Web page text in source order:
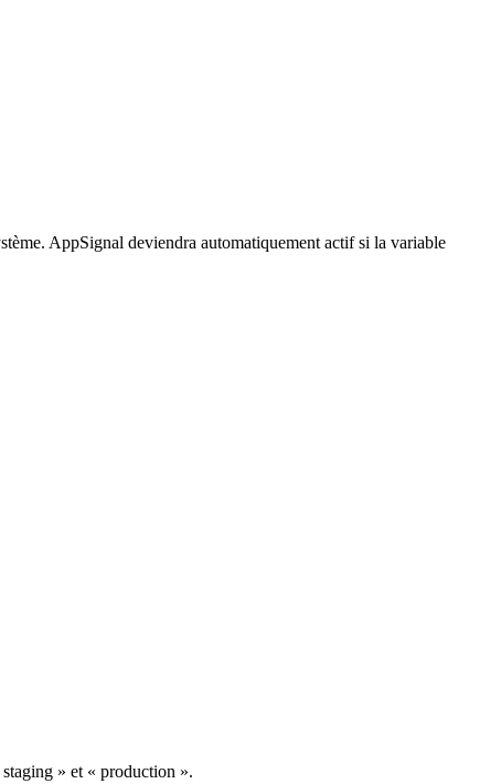
AppSignal deviendra automatiquement actif si la variable
» et « production ».